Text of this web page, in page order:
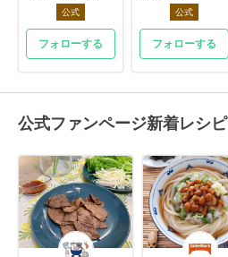
公式
フォローする
公式
フォローする
公式ファンページ新着レシピ